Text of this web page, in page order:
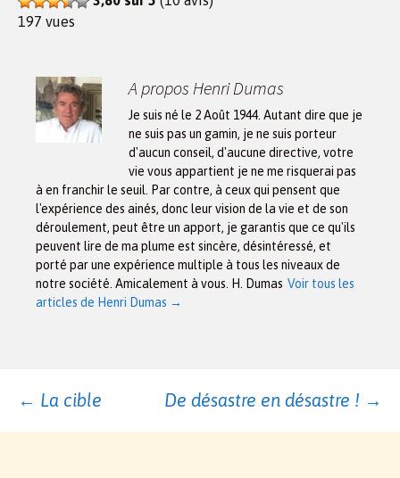
197 vues
A propos Henri Dumas
Je suis né le 2 Août 1944. Autant dire que je
ne suis pas un gamin, je ne suis porteur
d'aucun conseil, d'aucune directive, votre
vie vous appartient je ne me risquerai pas
à en franchir le seuil. Par contre, à ceux qui pensent que
l'expérience des ainés, donc leur vision de la vie et de son
déroulement, peut être un apport, je garantis que ce qu'ils
peuvent lire de ma plume est sincère, désintéressé, et
porté par une expérience multiple à tous les niveaux de
notre société. Amicalement à vous. H. Dumas Voir tous les
articles de Henri Dumas →
Navigation
← La cible De désastre en désastre ! →